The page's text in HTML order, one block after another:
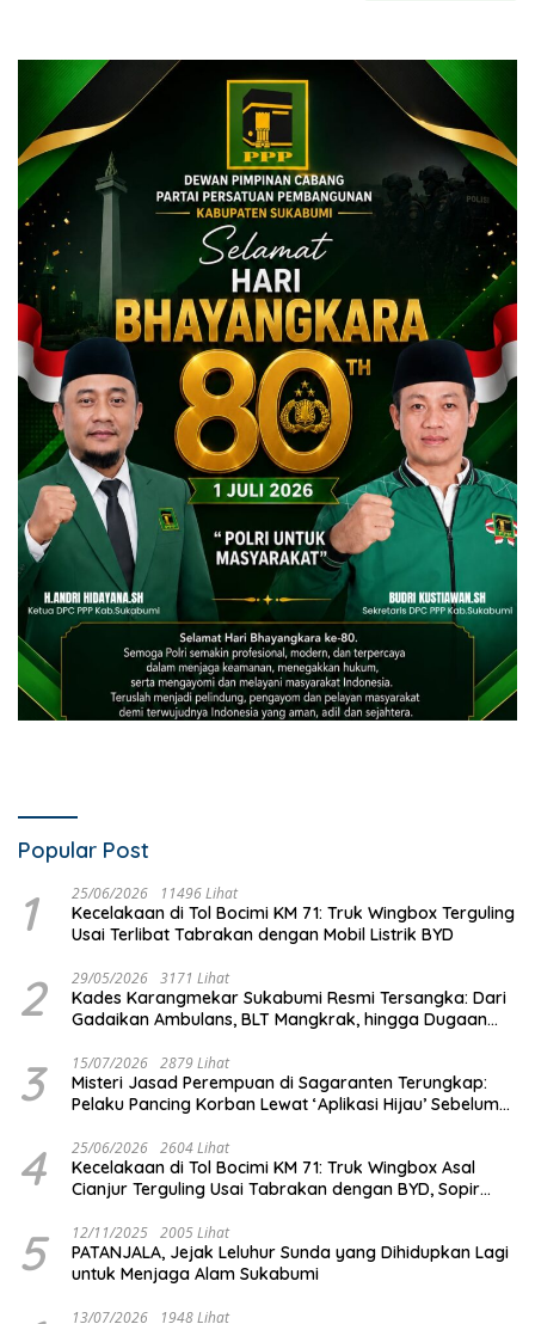
Popular Post
1 25/06/2026 11496 Lihat
Kecelakaan di Tol Bocimi KM 71: Truk Wingbox Terguling
Usai Terlibat Tabrakan dengan Mobil Listrik BYD
2 29/05/2026 3171 Lihat
Kades Karangmekar Sukabumi Resmi Tersangka: Dari
Gadaikan Ambulans, BLT Mangkrak, hingga Dugaan
3 15/07/2026 2879 Lihat
Misteri Jasad Perempuan di Sagaranten Terungkap:
Pelaku Pancing Korban Lewat ‘Aplikasi Hijau’ Sebelum
4 25/06/2026 2604 Lihat
Kecelakaan di Tol Bocimi KM 71: Truk Wingbox Asal
Cianjur Terguling Usai Tabrakan dengan BYD, Sopir
5 12/11/2025 2005 Lihat
PATANJALA, Jejak Leluhur Sunda yang Dihidupkan Lagi
untuk Menjaga Alam Sukabumi
13/07/2026 1948 Lihat